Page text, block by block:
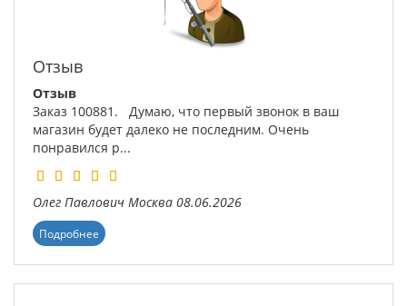
Отзыв
Отзыв
Заказ 100881. Думаю, что первый звонок в ваш
магазин будет далеко не последним. Очень
понравился р...
Олег Павлович Москва 08.06.2026
Подробнее